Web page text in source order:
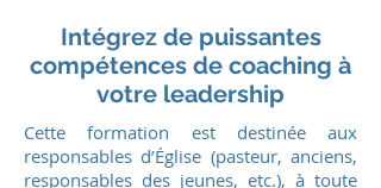
Intégrez de puissantes
compétences de coaching à
votre leadership
Cette formation est destinée aux
responsables d’Église (pasteur, anciens,
responsables des jeunes, etc.), à toute